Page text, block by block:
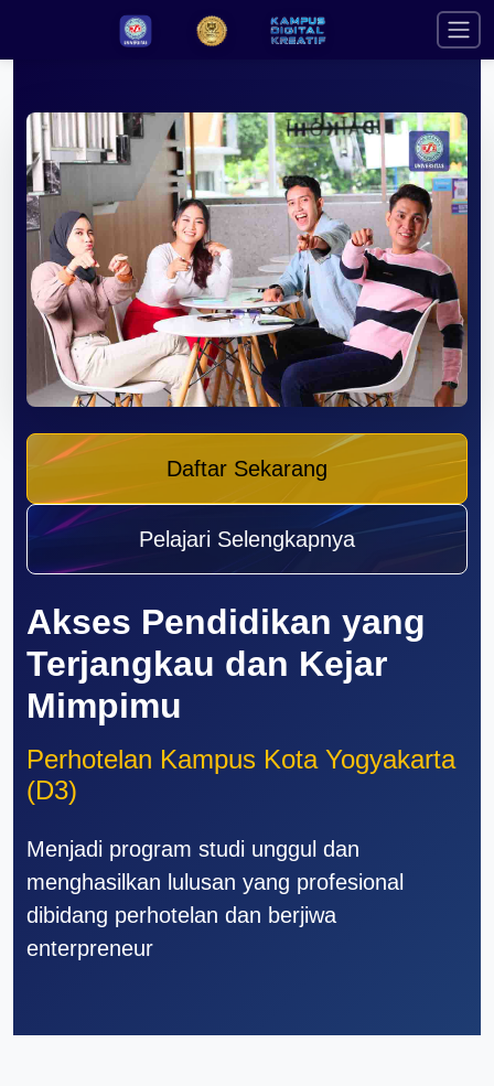
Akses Pendidikan yang
Terjangkau dan Kejar
Mimpimu
Perhotelan Kampus Kota Yogyakarta
(D3)
Menjadi program studi unggul dan
menghasilkan lulusan yang profesional
dibidang perhotelan dan berjiwa
enterpreneur
Daftar Sekarang
Pelajari Selengkapnya